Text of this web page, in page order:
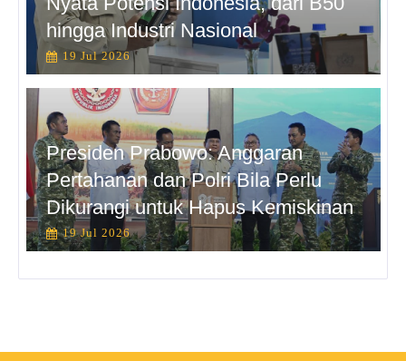
hingga Industri Nasional
19 Jul 2026
Presiden Prabowo: Anggaran
Pertahanan dan Polri Bila Perlu
Dikurangi untuk Hapus Kemiskinan
19 Jul 2026